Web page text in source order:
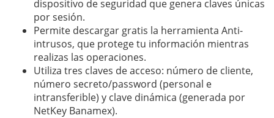
dispositivo de seguridad que genera claves únicas
por sesión.
Permite descargar gratis la herramienta Anti-
intrusos, que protege tu información mientras
realizas las operaciones.
Utiliza tres claves de acceso: número de cliente,
número secreto/password (personal e
intransferible) y clave dinámica (generada por
NetKey Banamex).